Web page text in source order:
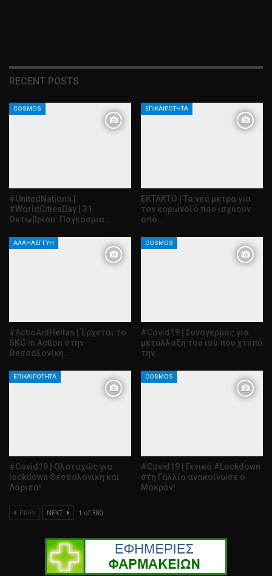
RECENT POSTS
COSMOS
#UnitedNations |
#WorldCitiesDay | 31
Οκτωβρίου: Παγκόσμια…
ΕΠΙΚΑΙΡΌΤΗΤΑ
ΕΚΤΑΚΤΟ | Τα νέα μέτρα για
τον κορωνοϊό που ισχύουν
από…
ΑΛΛΗΛΕΓΓΎΗ
#ActioAidHellas | Έρχεται το
SKG in Action στην
Θεσσαλονίκη…
COSMOS
#Covid19 | Συναγερμός για
μετάλλαξη του ιού που χτυπά
την…
ΕΠΙΚΑΙΡΌΤΗΤΑ
#Covid19 | Ολοταχώς για
lockdown Θεσσαλονίκη και
Λάρισα!
COSMOS
#Covid19 | Γενικό #Lockdown
στη Γαλλία ανακοίνωσε ο
Μακρόν!
PREV NEXT 1 of 380